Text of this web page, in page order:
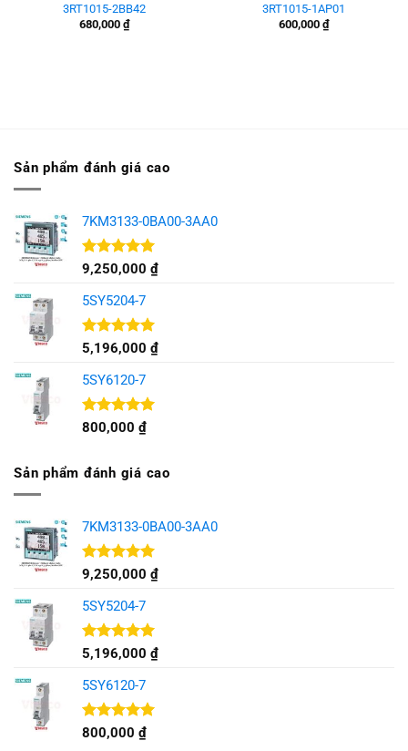
3RT1015-2BB42
680,000 ₫
3RT1015-1AP01
600,000 ₫
Sản phẩm đánh giá cao
7KM3133-0BA00-3AA0
Được xếp
5 sao
9,250,000 ₫
5SY5204-7
Được xếp
5 sao
5,196,000 ₫
5SY6120-7
Được xếp
800,000 ₫
Sản phẩm đánh giá cao
7KM3133-0BA00-3AA0
Được xếp
5 sao
9,250,000 ₫
5SY5204-7
Được xếp
5 sao
5,196,000 ₫
5SY6120-7
Được xếp
800,000 ₫